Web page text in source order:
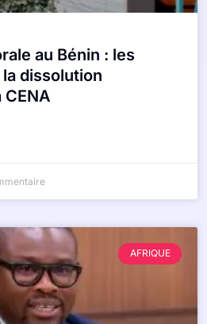
au Bénin : les
dissolution
AFRIQUE